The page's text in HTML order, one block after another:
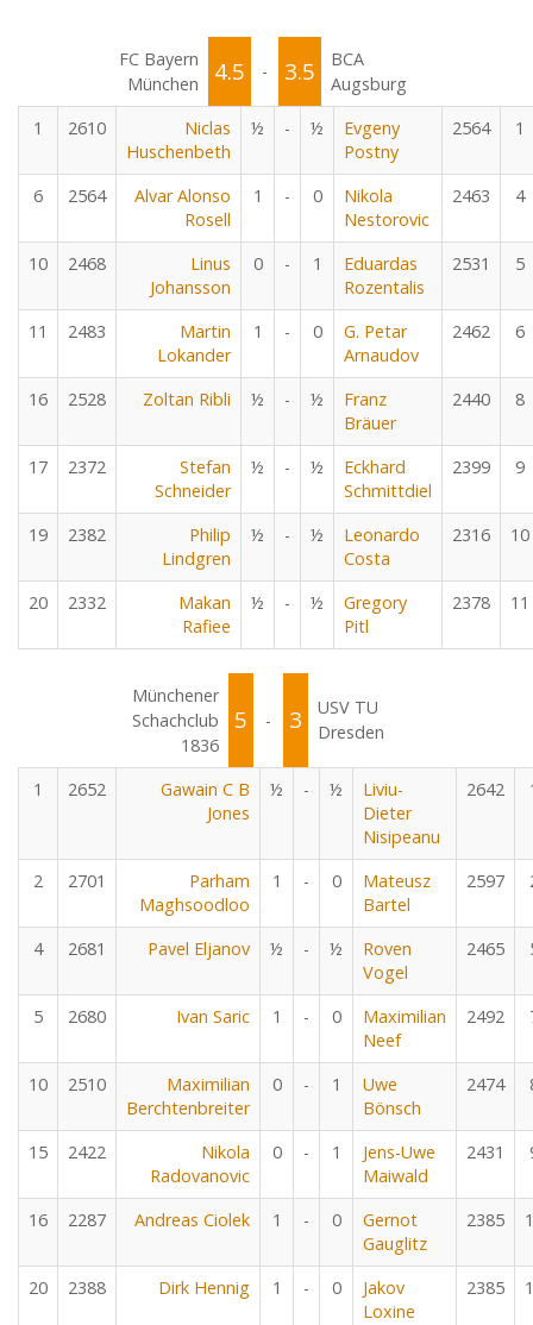
FC Bayern
München
4.5 - 3.5
BCA
Augsburg
1
2610
Niclas
Huschenbeth
½ - ½
Evgeny
Postny
2564 1
6 2564
Alvar Alonso
Rosell
1 - 0
Nikola
Nestorovic
2463 4
10 2468
Linus
Johansson
0 - 1
Eduardas
Rozentalis
2531 5
11 2483
Martin
Lokander
1 - 0
G. Petar
Arnaudov
2462 6
16 2528 Zoltan Ribli ½ - ½
Franz
Bräuer
2440 8
17 2372
Stefan
Schneider
½ - ½
Eckhard
Schmittdiel
2399 9
19 2382
Philip
Lindgren
½ - ½
Leonardo
Costa
2316 10
20 2332
Makan
Rafiee
½ - ½
Gregory
Pitl
2378 11
Münchener
Schachclub
1836
5 - 3
USV TU
Dresden
1 2652
Gawain C B
Jones
½ - ½
Liviu-
Dieter
Nisipeanu
2642
2 2701
Parham
Maghsoodloo
1 - 0
Mateusz
Bartel
2597
4 2681 Pavel Eljanov ½ - ½
Roven
Vogel
2465
5 2680 Ivan Saric 1 - 0
Maximilian
Neef
2492
10 2510
Maximilian
Berchtenbreiter
0 - 1
Uwe
Bönsch
2474
15 2422
Nikola
Radovanovic
0 - 1
Jens-Uwe
Maiwald
2431
16 2287 Andreas Ciolek 1 - 0
Gernot
Gauglitz
2385
20 2388 Dirk Hennig 1 - 0
Jakov
Loxine
2385